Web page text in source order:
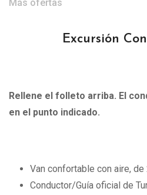
Más ofertas
Excursión
Rellene el folleto arriba. El
en el punto indicado.
Van confortable con aire, de
Conductor/Guía oficial de